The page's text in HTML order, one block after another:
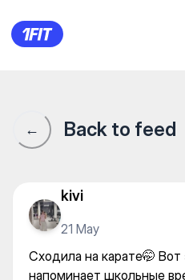
Сходила на
← Back to feed
kivi
21 May
Сходила на карате🤭
напоминает школьные